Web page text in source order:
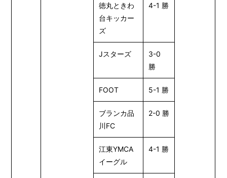
徳丸ときわ
台キッカー
ズ
4-1 勝
Jスターズ
3-0
勝
FOOT 5-1 勝
ブランカ品
川FC
2-0 勝
江東YMCA
イーグル
4-1 勝